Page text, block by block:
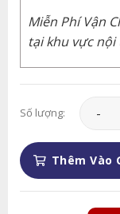
Miễn Phí Vận
tại khu vực
Số lượng: Hoa
Thêm Vào